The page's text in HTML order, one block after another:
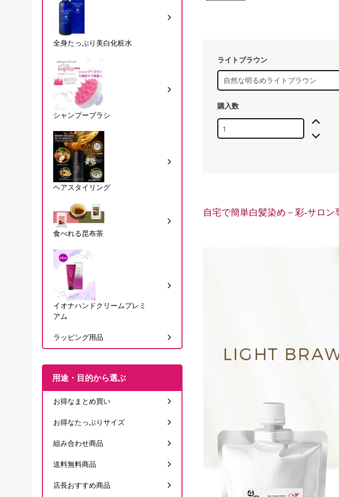
ライトブラウン
購入数
自宅で簡単白髪染め－彩-サロン
全身たっぷり美白化粧水
シャンプーブラシ
ヘアスタイリング
食べれる昆布茶
イオナハンドクリームプレミ
アム
ラッピング用品
用途・目的から選ぶ
お得なまとめ買い
お得なたっぷりサイズ
組み合わせ商品
送料無料商品
店長おすすめ商品